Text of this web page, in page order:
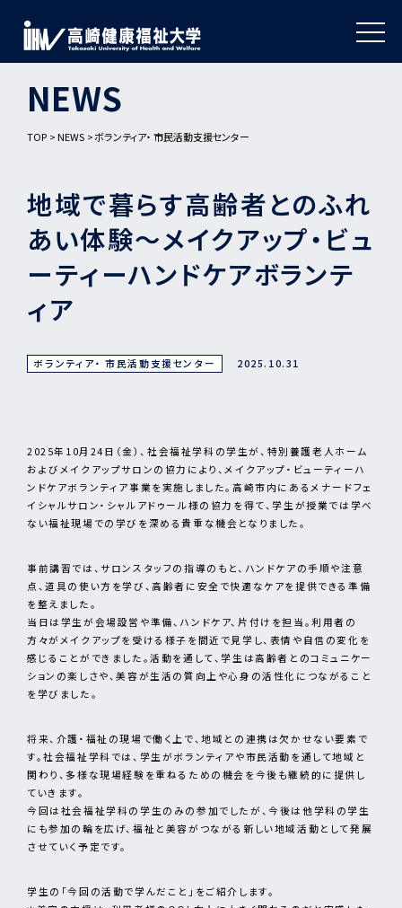
NEWS
TOP NEWS ボランティア・ 市民活動支援センター
地域で暮らす高齢者とのふれ
あい体験～メイクアップ・ビュ
ーティーハンドケアボランテ
ィア
ボランティア・ 市民活動支援センター 2025.10.31
2025年10月24日（金）、社会福祉学科の学生が、特別養護老人ホーム
およびメイクアップサロンの協力により、メイクアップ・ビューティーハ
ンドケアボランティア事業を実施しました。高崎市内にあるメナードフェ
イシャルサロン・シャルアドゥール様の協力を得て、学生が授業では学べ
ない福祉現場での学びを深める貴重な機会となりました。
事前講習では、サロンスタッフの指導のもと、ハンドケアの手順や注意
点、道具の使い方を学び、高齢者に安全で快適なケアを提供できる準備
を整えました。
当日は学生が会場設営や準備、ハンドケア、片付けを担当。利用者の
方々がメイクアップを受ける様子を間近で見学し、表情や自信の変化を
感じることができました。活動を通して、学生は高齢者とのコミュニケー
ションの楽しさや、美容が生活の質向上や心身の活性化につながること
を学びました。
将来、介護・福祉の現場で働く上で、地域との連携は欠かせない要素で
す。社会福祉学科では、学生がボランティアや市民活動を通して地域と
関わり、多様な現場経験を重ねるための機会を今後も継続的に提供し
ていきます。
今回は社会福祉学科の学生のみの参加でしたが、今後は他学科の学生
にも参加の輪を広げ、福祉と美容がつながる新しい地域活動として発展
させていく予定です。
学生の「今回の活動で学んだこと」をご紹介します。